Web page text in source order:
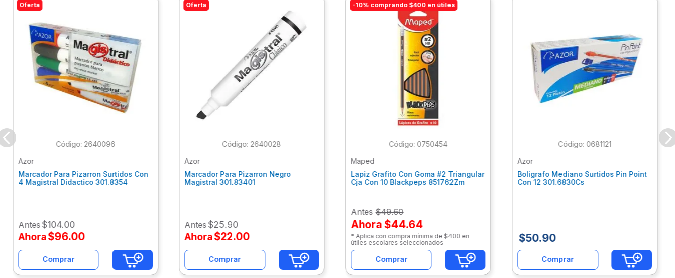
Oferta
: 2640096
Azor
Marcador Para Pizarron Surtidos Con
4 Magistral Didactico 301.8354
Antes$104.00
Ahora$96.00
Comprar
Oferta
: 2640028
Azor
Marcador Para Pizarron Negro
Magistral 301.83401
Antes$25.90
Ahora$22.00
Comprar
-10% comprando $400 en útiles
: 0750454
Maped
Lapiz Grafito Con Goma #2 Triangular
Cja Con 10 Blackpeps 851762Zm
Antes$49.60
Ahora$44.64
* Aplica con compra mínima de $400 en
útiles escolares seleccionados
Comprar
: 0681121
Azor
Boligrafo Mediano Surtidos Pin Point
Con 12 301.6830Cs
$50.90
Comprar